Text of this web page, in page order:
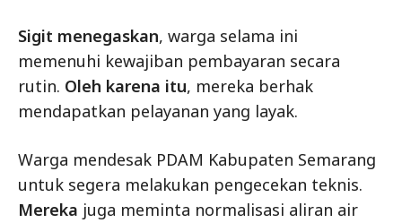
Sigit menegaskan, warga selama ini
memenuhi kewajiban pembayaran secara
rutin. Oleh karena itu, mereka berhak
mendapatkan pelayanan yang layak.
Warga mendesak PDAM Kabupaten Semarang
untuk segera melakukan pengecekan teknis.
Mereka juga meminta normalisasi aliran air